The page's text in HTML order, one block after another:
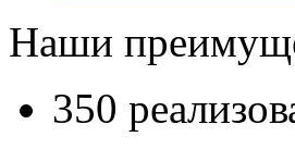
Наши
350